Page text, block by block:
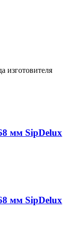
изготовителя
мм SipDelux
мм SipDelux